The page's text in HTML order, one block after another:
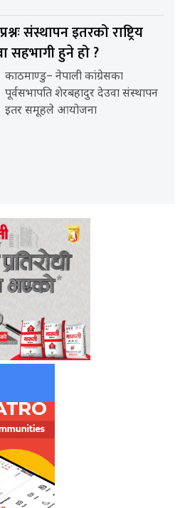
संस्थापन इतरको राष्ट्रिय
सहभागी हुने हो ?
काठमाण्डु– नेपाली कांग्रेसका
पूर्वसभापति शेरबहादुर देउवा संस्थापन
इतर समूहले आयोजना